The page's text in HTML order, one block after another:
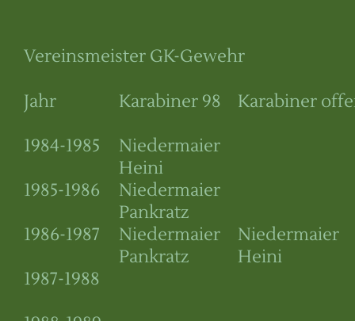
Vereinsmeister GK-Gewehr
Jahr
1984-1985
1985-1986
1986-1987
1987-1988
Karabiner 98
Niedermaier
Heini
Niedermaier
Pankratz
Niedermaier
Pankratz
Karabiner
Niedermaier
Heini